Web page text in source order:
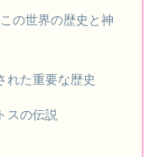
の世界の歴史と神
れた重要な歴史
スの伝説